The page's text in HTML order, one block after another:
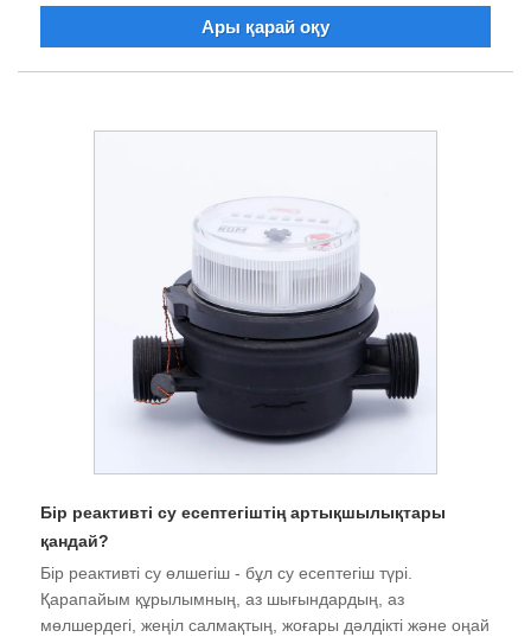
Ары қарай оқу
Бір реактивті су есептегіштің артықшылықтары
қандай?
Бір реактивті су өлшегіш - бұл су есептегіш түрі.
Қарапайым құрылымның, аз шығындардың, аз
мөлшердегі, жеңіл салмақтың, жоғары дәлдікті және оңай